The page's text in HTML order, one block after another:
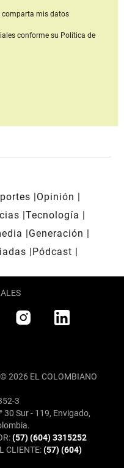
comparta mis datos
conforme su Política de
Opinión
Tecnología
Generación
Pódcast
2026 EL COLOMBIANO
3
30 Sur - 119, Envigado,
(57) (604) 3315252
CLIENTE:(57) (604)